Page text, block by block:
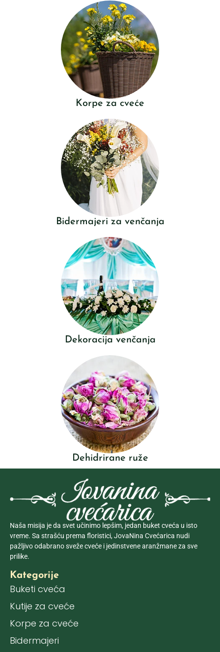
Korpe za cveće
Bidermajeri za venčanja
Dekoracija venčanja
Dehidrirane ruže
Naša misija je da svet učinimo lepšim, jedan buket cveća u isto
vreme. Sa strašću prema floristici, JovaNina Cvećarica nudi
pažljivo odabrano sveže cveće i jedinstvene aranžmane za sve
prilike.
Kategorije
Buketi cveća
Kutije za cveće
Korpe za cveće
Bidermajeri